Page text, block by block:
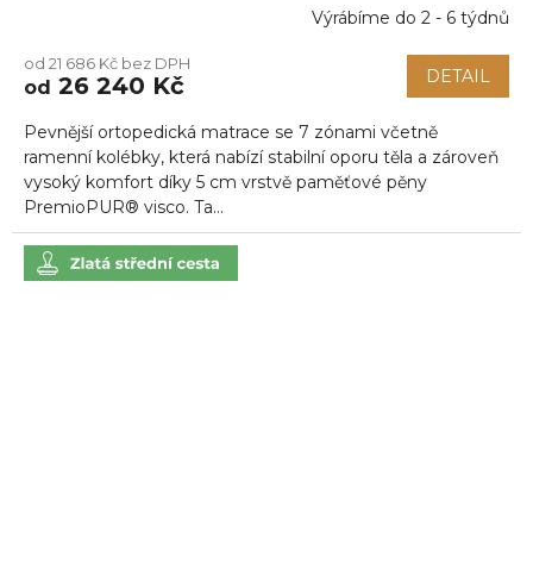
Výrábíme do 2 - 6 týdnů
od 21 686 Kč bez DPH
od 26 240 Kč DETAIL
Pevnější ortopedická matrace se 7 zónami včetně
ramenní kolébky, která nabízí stabilní oporu těla a zároveň
vysoký komfort díky 5 cm vrstvě paměťové pěny
PremioPUR® visco. Ta...